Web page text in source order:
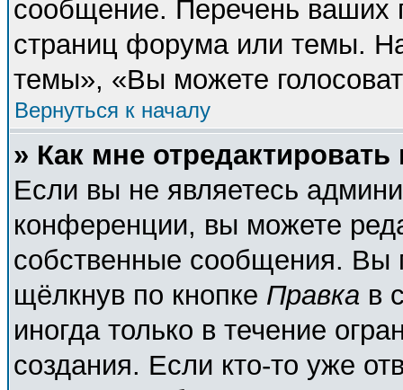
сообщение. Перечень ваших
страниц форума или темы.
темы», «Вы можете
Вернуться к началу
» Как мне
Если вы не являетесь
конференции, вы можете
собственные сообщения. Вы
щёлкнув по кнопке Правка в
иногда только в течение
создания. Если кто-то уже